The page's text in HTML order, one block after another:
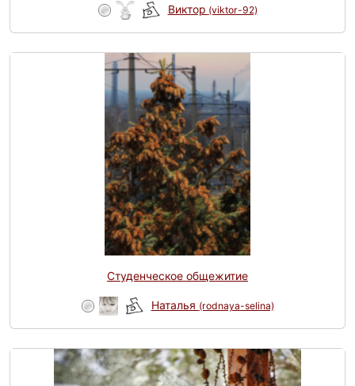
Виктор (viktor-92)
Студенческое общежитие
Наталья (rodnaya-selina)